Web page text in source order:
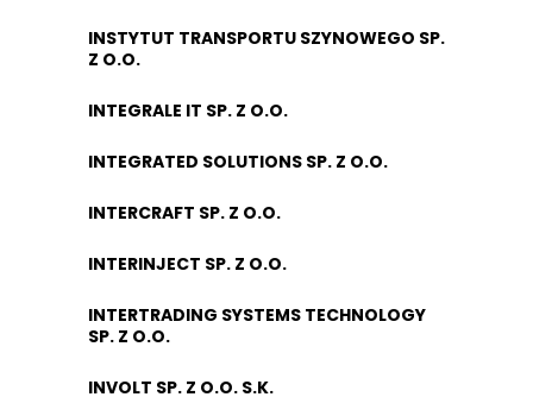
INSTYTUT TRANSPORTU SZYNOWEGO SP.
Z O.O.
INTEGRALE IT SP. Z O.O.
INTEGRATED SOLUTIONS SP. Z O.O.
INTERCRAFT SP. Z O.O.
INTERINJECT SP. Z O.O.
INTERTRADING SYSTEMS TECHNOLOGY
SP. Z O.O.
INVOLT SP. Z O.O. S.K.